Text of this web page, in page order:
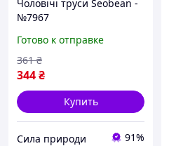
Чоловічі труси Seobean -
№7967
Готово к отправке
344₴
361 ₴
Купить
Сила природи 91%